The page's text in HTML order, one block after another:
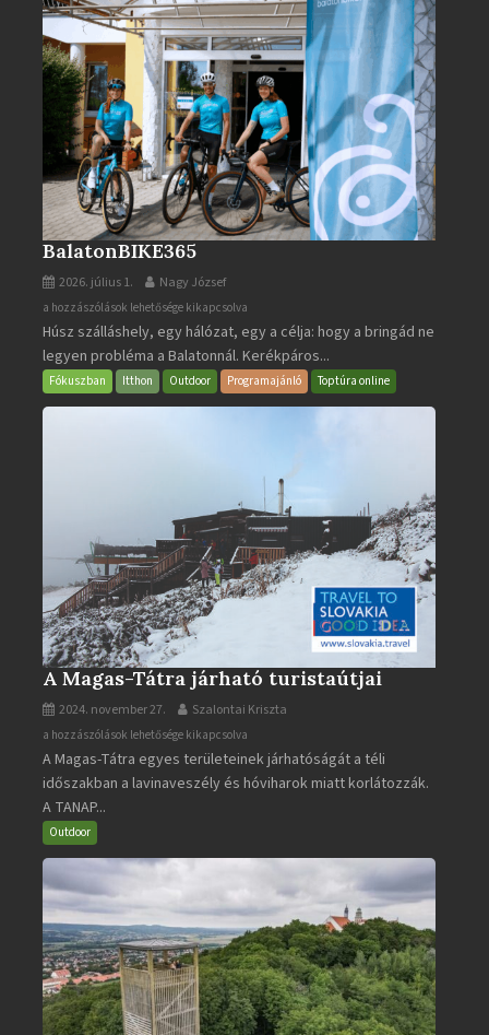
BalatonBIKE365
2026. július 1. Nagy József
BalatonBIKE365
bejegyzéshez
a hozzászólások lehetősége kikapcsolva
Húsz szálláshely, egy hálózat, egy a célja: hogy a bringád ne
legyen probléma a Balatonnál. Kerékpáros...
Fókuszban Itthon Outdoor Programajánló Toptúra online
A Magas-Tátra járható turistaútjai
2024. november 27. Szalontai Kriszta
A
Magas-
Tátra
járható
turistaútjai
bejegyzéshez
a hozzászólások lehetősége kikapcsolva
A Magas-Tátra egyes területeinek járhatóságát a téli
időszakban a lavinaveszély és hóviharok miatt korlátozzák.
A TANAP...
Outdoor